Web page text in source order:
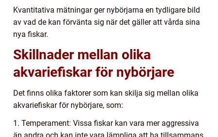
Kvantitativa mätningar ger nybörjarna en tydligare bild
av vad de kan förvänta sig när det gäller att vårda sina
nya fiskar.
Skillnader mellan olika
akvariefiskar för nybörjare
Det finns olika faktorer som kan skilja sig mellan olika
akvariefiskar för nybörjare, som:
1. Temperament: Vissa fiskar kan vara mer aggressiva